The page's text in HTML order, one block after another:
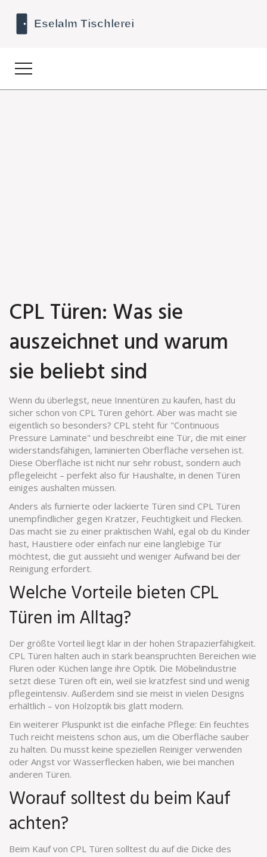
CPL Türen: Was sie
auszeichnet und warum
sie beliebt sind
Wenn du überlegst, neue Innentüren zu kaufen, hast du
sicher schon von CPL Türen gehört. Aber was macht sie
eigentlich so besonders? CPL steht für "Continuous
Pressure Laminate" und beschreibt eine Tür, die mit einer
widerstandsfähigen, laminierten Oberfläche versehen ist.
Diese Oberfläche ist nicht nur sehr robust, sondern auch
pflegeleicht – perfekt also für Haushalte, in denen Türen
einiges aushalten müssen.
Anders als furnierte oder lackierte Türen sind CPL Türen
unempfindlicher gegen Kratzer, Feuchtigkeit und Flecken.
Das macht sie zu einer praktischen Wahl, egal ob du Kinder
hast, Haustiere oder einfach nur eine langlebige Tür
möchtest, die gut aussieht und weniger Aufwand bei der
Reinigung erfordert.
Welche Vorteile bieten CPL
Türen im Alltag?
Der größte Vorteil liegt klar in der hohen Strapazierfähigkeit.
CPL Türen halten auch in stark beanspruchten Bereichen wie
Fluren oder Küchen lange ihre Optik. Die Möbelindustrie
setzt diese Türen oft ein, weil sie kratzfest sind und wenig
pflegeintensiv. Außerdem sind sie meist in vielen Designs
erhältlich – von Holzoptik bis glatt modern.
Ein weiterer Pluspunkt ist die einfache Pflege: Ein feuchtes
Tuch reicht meistens schon aus, um die Oberfläche sauber
zu halten. Du musst keine speziellen Reiniger verwenden
oder Angst vor Wasserflecken haben, wie bei manchen
anderen Türen.
Worauf solltest du beim Kauf
achten?
Beim Kauf von CPL Türen solltest du auf die Dicke des